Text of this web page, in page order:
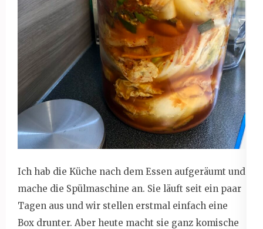
Ich hab die Küche nach dem Essen aufgeräumt und
mache die Spülmaschine an. Sie läuft seit ein paar
Tagen aus und wir stellen erstmal einfach eine
Box drunter. Aber heute macht sie ganz komische